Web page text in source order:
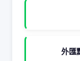
外匯